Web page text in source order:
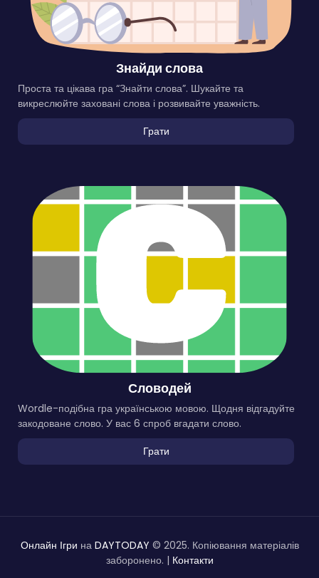
Знайди слова
Проста та цікава гра “Знайти слова”. Шукайте та
викреслюйте заховані слова і розвивайте уважність.
Грати
Словодей
Wordle-подібна гра українською мовою. Щодня відгадуйте
закодоване слово. У вас 6 спроб вгадати слово.
Грати
Онлайн Ігри на DAYTODAY © 2025. Копіювання матеріалів
заборонено. | Контакти